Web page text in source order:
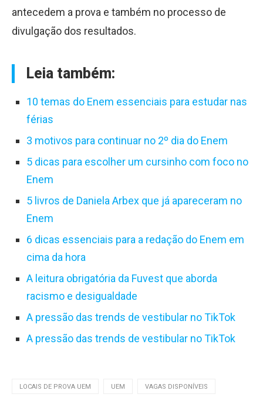
antecedem a prova e também no processo de
divulgação dos resultados.
Leia também:
10 temas do Enem essenciais para estudar nas
férias
3 motivos para continuar no 2º dia do Enem
5 dicas para escolher um cursinho com foco no
Enem
5 livros de Daniela Arbex que já apareceram no
Enem
6 dicas essenciais para a redação do Enem em
cima da hora
A leitura obrigatória da Fuvest que aborda
racismo e desigualdade
A pressão das trends de vestibular no TikTok
A pressão das trends de vestibular no TikTok
LOCAIS DE PROVA UEM UEM VAGAS DISPONÍVEIS